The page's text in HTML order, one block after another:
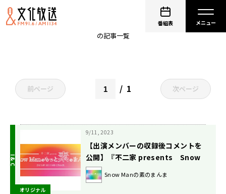
番組表
Snow Manの素のまんま
の記事一覧
前ページ 1 次ページ
オリジナル
9/11, 2023
【出演メンバーの収録後コメントを
公開】『不二家 presents Snow
Manのもっと素のまんま』〔9月10
日（日）午後7時00分～8時00分放送
Snow Manの素のまんま